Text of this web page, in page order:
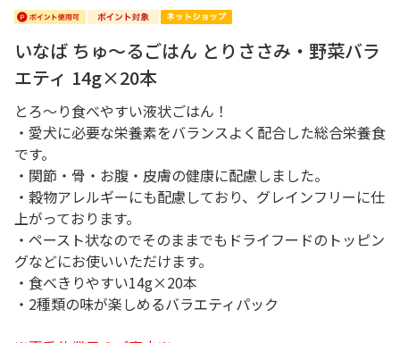
いなば ちゅ～るごはん とりささみ・野菜バラ
エティ 14g×20本
とろ～り食べやすい液状ごはん！
・愛犬に必要な栄養素をバランスよく配合した総合栄養食
です。
・関節・骨・お腹・皮膚の健康に配慮しました。
・穀物アレルギーにも配慮しており、グレインフリーに仕
上がっております。
・ペースト状なのでそのままでもドライフードのトッピン
グなどにお使いいただけます。
・食べきりやすい14g×20本
・2種類の味が楽しめるバラエティパック